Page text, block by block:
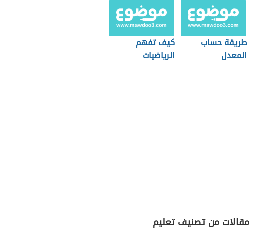
طريقة حساب
المعدل
كيف تفهم
الرياضيات
مقالات من تصنيف تعليم